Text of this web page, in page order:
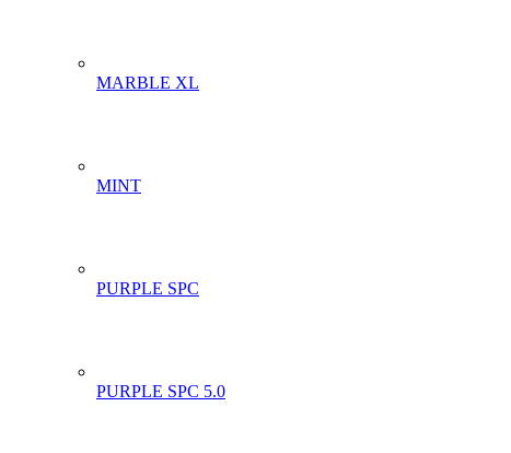
MARBLE XL
MINT
PURPLE SPC
PURPLE SPC 5.0